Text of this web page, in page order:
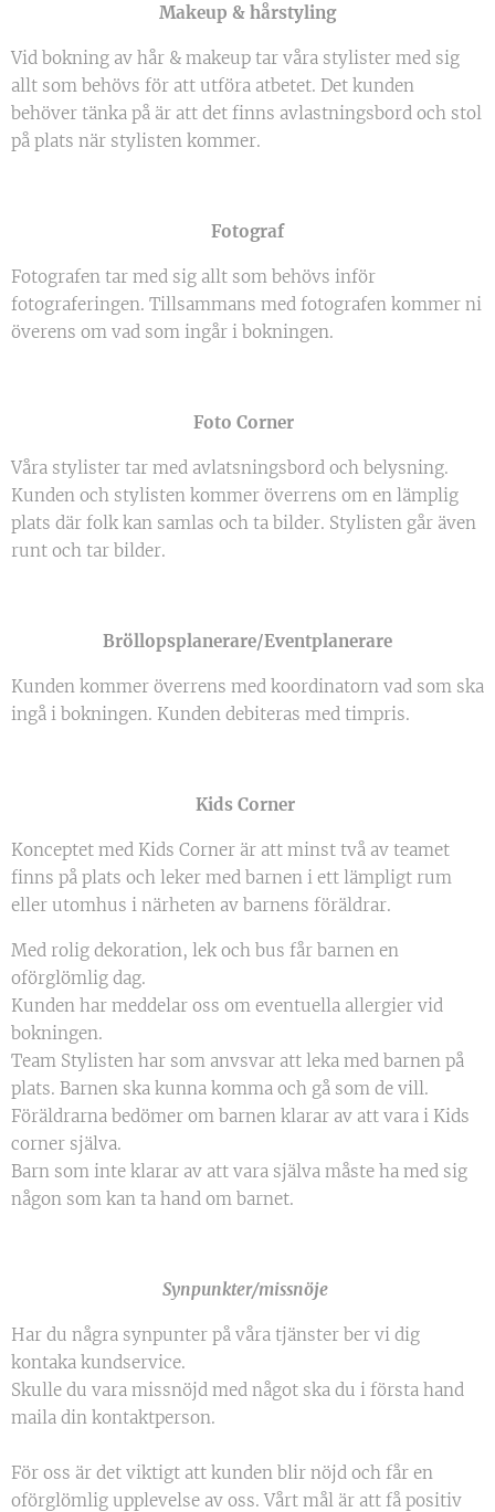
Makeup & hårstyling
Vid bokning av hår & makeup tar våra stylister med sig
allt som behövs för att utföra atbetet. Det kunden
behöver tänka på är att det finns avlastningsbord och stol
på plats när stylisten kommer.
Fotograf
Fotografen tar med sig allt som behövs inför
fotograferingen. Tillsammans med fotografen kommer ni
överens om vad som ingår i bokningen.
Foto Corner
Våra stylister tar med avlatsningsbord och belysning.
Kunden och stylisten kommer överrens om en lämplig
plats där folk kan samlas och ta bilder. Stylisten går även
runt och tar bilder.
Bröllopsplanerare/Eventplanerare
Kunden kommer överrens med koordinatorn vad som ska
ingå i bokningen. Kunden debiteras med timpris.
Kids Corner
Konceptet med Kids Corner är att minst två av teamet
finns på plats och leker med barnen i ett lämpligt rum
eller utomhus i närheten av barnens föräldrar.
Med rolig dekoration, lek och bus får barnen en
oförglömlig dag.
Kunden har meddelar oss om eventuella allergier vid
bokningen.
Team Stylisten har som anvsvar att leka med barnen på
plats. Barnen ska kunna komma och gå som de vill.
Föräldrarna bedömer om barnen klarar av att vara i Kids
corner själva.
Barn som inte klarar av att vara själva måste ha med sig
någon som kan ta hand om barnet.
Synpunkter/missnöje
Har du några synpunter på våra tjänster ber vi dig
kontaka kundservice.
Skulle du vara missnöjd med något ska du i första hand
maila din kontaktperson.
För oss är det viktigt att kunden blir nöjd och får en
oförglömlig upplevelse av oss. Vårt mål är att få positiv